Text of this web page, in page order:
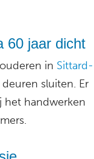
60 jaar dicht
in Sittard-
sluiten. Er
het handwerken